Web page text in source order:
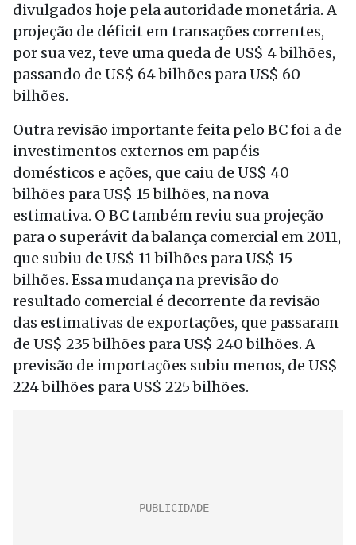
divulgados hoje pela autoridade monetária. A
projeção de déficit em transações correntes,
por sua vez, teve uma queda de US$ 4 bilhões,
passando de US$ 64 bilhões para US$ 60
bilhões.
Outra revisão importante feita pelo BC foi a de
investimentos externos em papéis
domésticos e ações, que caiu de US$ 40
bilhões para US$ 15 bilhões, na nova
estimativa. O BC também reviu sua projeção
para o superávit da balança comercial em 2011,
que subiu de US$ 11 bilhões para US$ 15
bilhões. Essa mudança na previsão do
resultado comercial é decorrente da revisão
das estimativas de exportações, que passaram
de US$ 235 bilhões para US$ 240 bilhões. A
previsão de importações subiu menos, de US$
224 bilhões para US$ 225 bilhões.